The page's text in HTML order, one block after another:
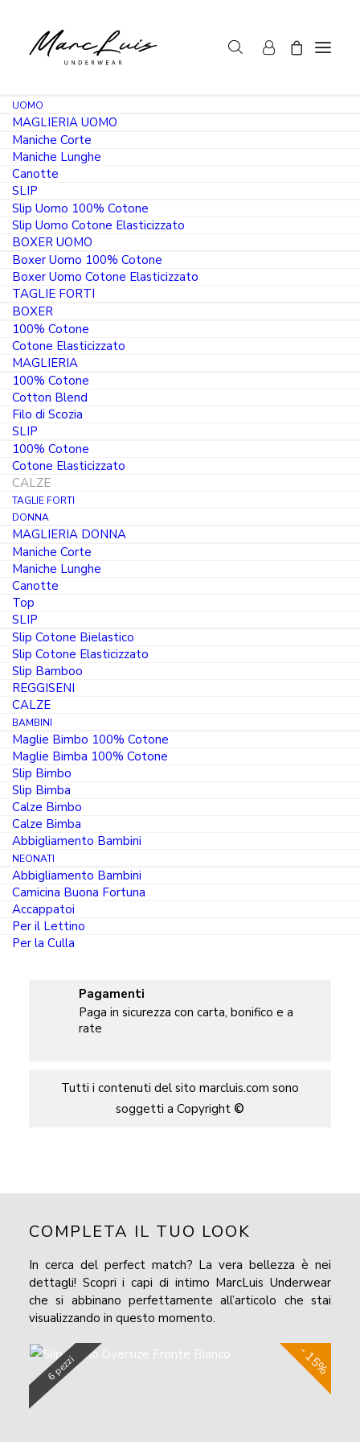
UOMO
MAGLIERIA UOMO
Maniche Corte
Maniche Lunghe
Canotte
SLIP
Slip Uomo 100% Cotone
Slip Uomo Cotone Elasticizzato
BOXER UOMO
Boxer Uomo 100% Cotone
Boxer Uomo Cotone Elasticizzato
TAGLIE FORTI
BOXER
100% Cotone
Cotone Elasticizzato
MAGLIERIA
100% Cotone
Cotton Blend
Filo di Scozia
SLIP
100% Cotone
Cotone Elasticizzato
CALZE
TAGLIE FORTI
DONNA
MAGLIERIA DONNA
Maniche Corte
Maniche Lunghe
Canotte
Top
SLIP
Slip Cotone Bielastico
Slip Cotone Elasticizzato
Slip Bamboo
REGGISENI
CALZE
BAMBINI
Maglie Bimbo 100% Cotone
Maglie Bimba 100% Cotone
Slip Bimbo
Slip Bimba
Calze Bimbo
Calze Bimba
Abbigliamento Bambini
NEONATI
Abbigliamento Bambini
Camicina Buona Fortuna
Accappatoi
Per il Lettino
Per la Culla
3 PAIA
PRODOTTO IN ITALIA
Calza lunga uomo caldo cotone pettinato
fantasie assortite jacquard
CAUO009
non è disponibile.
DESCRIZIONE
COMPOSIZIONE
LAVAGGIO
Primo Ordine
Spedizioni
Tracciabili e veloci. Gratuite con ordine
Pagamenti
Paga in sicurezza con carta, bonifico e a
rate
Tutti i contenuti del sito marcluis.com sono
soggetti a Copyright ©
COMPLETA IL TUO LOOK
In cerca del perfect match? La vera bellezza è nei
dettagli! Scopri i capi di intimo MarcLuis Underwear
che si abbinano perfettamente all’articolo che stai
visualizzando in questo momento.
6 pezzi - 15%